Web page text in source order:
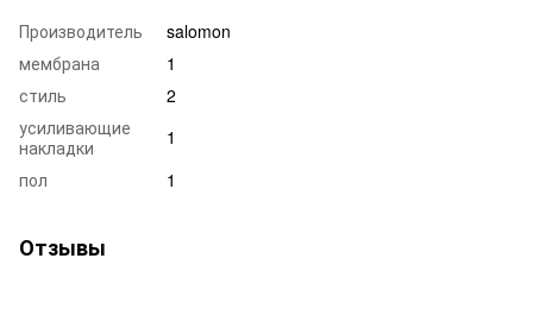
Производитель
salomon
мембрана
1
стиль
2
усиливающие
накладки
1
пол
1
Отзывы